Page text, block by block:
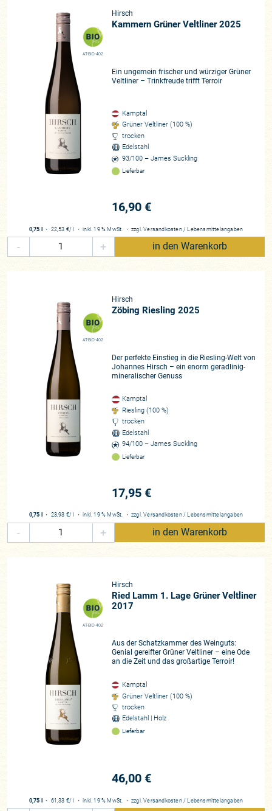
AT-BIO-402
Hirsch
Kammern Grüner Veltliner 2025
Ein ungemein frischer und würziger Grüner
Veltliner – Trinkfreude trifft Terroir
Kamptal
Grüner Veltliner (100 %)
trocken
Edelstahl
93/100 – James Suckling
Lieferbar
16,90 €
0,75 l ・ 22,53 €/ l ・inkl. 19 % MwSt. ・ zzgl.Versandkosten / Lebensmittelangaben
- + in den Warenkorb
AT-BIO-402
Hirsch
Zöbing Riesling 2025
Der perfekte Einstieg in die Riesling-Welt von
Johannes Hirsch – ein enorm geradlinig-
mineralischer Genuss
Kamptal
Riesling (100 %)
trocken
Edelstahl
94/100 – James Suckling
Lieferbar
17,95 €
0,75 l ・ 23,93 €/ l ・inkl. 19 % MwSt. ・ zzgl.Versandkosten / Lebensmittelangaben
- + in den Warenkorb
AT-BIO-402
Hirsch
Ried Lamm 1. Lage Grüner Veltliner
2017
Aus der Schatzkammer des Weinguts:
Genial gereifter Grüner Veltliner – eine Ode
an die Zeit und das großartige Terroir!
Kamptal
Grüner Veltliner (100 %)
trocken
Edelstahl | Holz
Lieferbar
46,00 €
0,75 l ・ 61,33 €/ l ・inkl. 19 % MwSt. ・ zzgl.Versandkosten / Lebensmittelangaben